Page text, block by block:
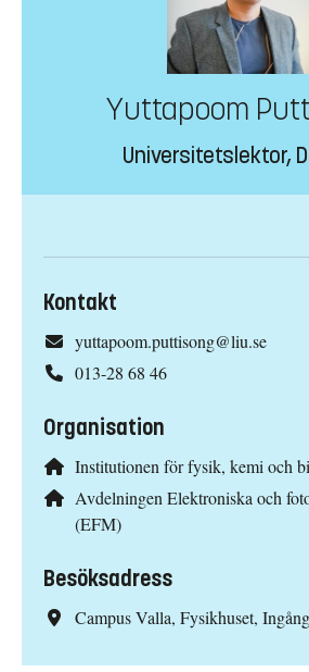
Yuttapoom
Universitetslektor,
Kontakt
yuttapoom.puttisong@liu.se
013-28 68 46
Organisation
Institutionen för fysik, kemi och
Avdelningen Elektroniska och
(EFM)
Besöksadress
Campus Valla, Fysikhuset,